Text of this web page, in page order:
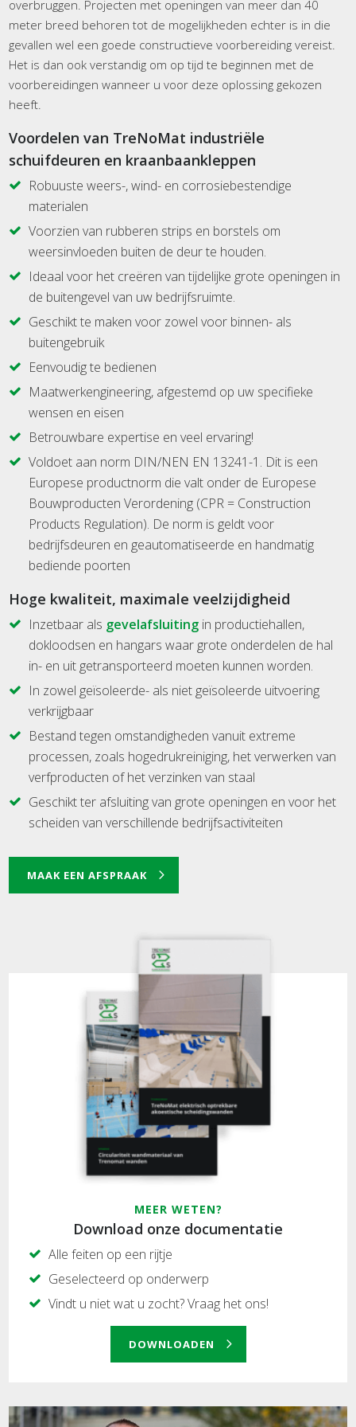
overbruggen. Projecten met openingen van meer dan 40
meter breed behoren tot de mogelijkheden echter is in die
gevallen wel een goede constructieve voorbereiding vereist.
Het is dan ook verstandig om op tijd te beginnen met de
voorbereidingen wanneer u voor deze oplossing gekozen
heeft.
Voordelen van TreNoMat industriële
schuifdeuren en kraanbaankleppen
Robuuste weers-, wind- en corrosiebestendige
materialen
Voorzien van rubberen strips en borstels om
weersinvloeden buiten de deur te houden.
Ideaal voor het creëren van tijdelijke grote openingen in
de buitengevel van uw bedrijfsruimte.
Geschikt te maken voor zowel voor binnen- als
buitengebruik
Eenvoudig te bedienen
Maatwerkengineering, afgestemd op uw specifieke
wensen en eisen
Betrouwbare expertise en veel ervaring!
Voldoet aan norm DIN/NEN EN 13241-1. Dit is een
Europese productnorm die valt onder de Europese
Bouwproducten Verordening (CPR = Construction
Products Regulation). De norm is geldt voor
bedrijfsdeuren en geautomatiseerde en handmatig
bediende poorten
Hoge kwaliteit, maximale veelzijdigheid
Inzetbaar als gevelafsluiting in productiehallen,
dokloodsen en hangars waar grote onderdelen de hal
in- en uit getransporteerd moeten kunnen worden.
In zowel geïsoleerde- als niet geïsoleerde uitvoering
verkrijgbaar
Bestand tegen omstandigheden vanuit extreme
processen, zoals hogedrukreiniging, het verwerken van
verfproducten of het verzinken van staal
Geschikt ter afsluiting van grote openingen en voor het
scheiden van verschillende bedrijfsactiviteiten
MAAK EEN AFSPRAAK
MEER WETEN?
Download onze documentatie
Alle feiten op een rijtje
Geselecteerd op onderwerp
Vindt u niet wat u zocht? Vraag het ons!
DOWNLOADEN